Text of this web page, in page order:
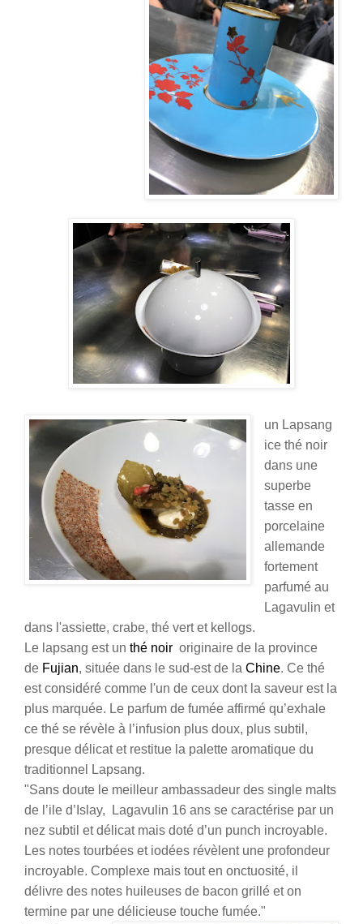
un Lapsang
ice thé noir
dans une
superbe
tasse en
porcelaine
allemande
fortement
parfumé au
Lagavulin et
dans l'assiette, crabe, thé vert et kellogs.
Le lapsang est un thé noir originaire de la province
de Fujian, située dans le sud-est de la Chine. Ce thé
est considéré comme l'un de ceux dont la saveur est la
plus marquée. Le parfum de fumée affirmé qu’exhale
ce thé se révèle à l’infusion plus doux, plus subtil,
presque délicat et restitue la palette aromatique du
traditionnel Lapsang.
"Sans doute le meilleur ambassadeur des single malts
de l’ile d’Islay, Lagavulin 16 ans se caractérise par un
nez subtil et délicat mais doté d’un punch incroyable.
Les notes tourbées et iodées révèlent une profondeur
incroyable. Complexe mais tout en onctuosité, il
délivre des notes huileuses de bacon grillé et on
termine par une délicieuse touche fumée."